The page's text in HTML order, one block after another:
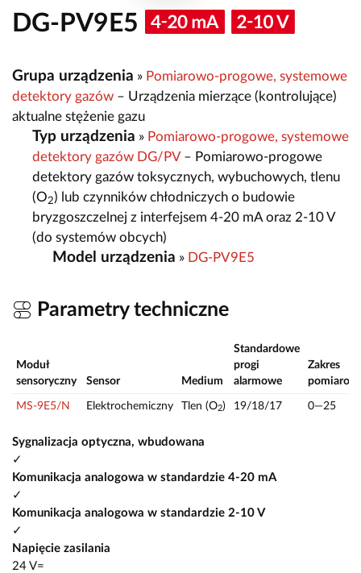
DG-PV9E5
Grupa urządzenia » Pomiarowo-progowe, systemowe
detektory gazów – Urządzenia mierzące (kontrolujące)
aktualne stężenie gazu
Typ urządzenia » Pomiarowo-progowe, systemowe
detektory gazów DG/PV– Pomiarowo-progowe
detektory gazów toksycznych, wybuchowych, tlenu
(O2) lub czynników chłodniczych o budowie
bryzgoszczelnej z interfejsem 4-20 mA oraz 2-10 V
(do systemów obcych)
Model urządzenia » DG-PV9E5
Parametry techniczne
Moduł
sensoryczny
Sensor Medium
Standardowe
progi
alarmowe
Zakres
MS-9E5/N Elektrochemiczny Tlen (O2) 19/18/17 0—25
Sygnalizacja optyczna, wbudowana
✓
Komunikacja analogowa w standardzie 4-20 mA
✓
Komunikacja analogowa w standardzie 2-10 V
✓
Napięcie zasilania
24 V=